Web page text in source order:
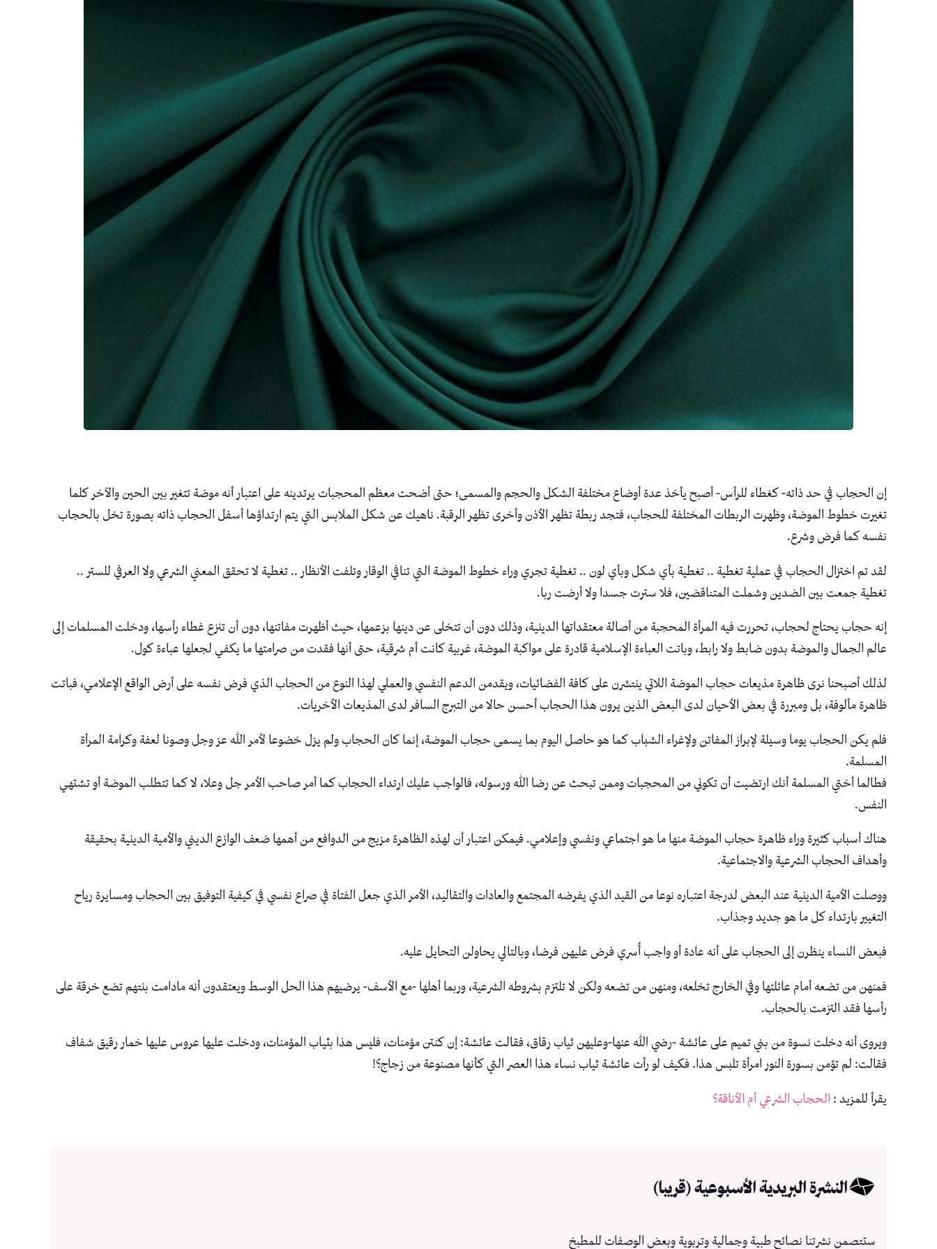
إن الحجاب في حد ذاته- كغطاء للرأس- أصبح يأخذ عدة أوضاع مختلفة الشكل والحجم والمسمى؛ حتى أضحت معظم المحجبات يرتدينه على اعتبار أنه موضة تتغير بين الحين والآخر كلما
تغيرت خطوط الموضة، وظهرت الربطات المختلفة للحجاب، فتجد ربطة تظهر الأذن وأخرى تظهر الرقبة. ناهيك عن شكل الملابس التي يتم ارتداؤها أسفل الحجاب ذاته بصورة تخل بالحجاب
نفسه كما فرض وشرع.
لقد تم اختزال الحجاب في عملية تغطية .. تغطية بأي شكل وبأي لون .. تغطية تجري وراء خطوط الموضة التي تنافي الوقار وتلفت الأنظار .. تغطية لا تحقق المعني الشرعي ولا العرفي للستر ..
تغطية جمعت بين الضدين وشملت المتناقضين، فلا سترت جسدا ولا أرضت ربا.
إنه حجاب يحتاج لحجاب، تحررت فيه المرأة المحجبة من أصالة معتقداتها الدينية، وذلك دون أن تتخلى عن دينها بزعمها، حيث أظهرت مفاتنها، دون أن تنزع غطاء رأسها، ودخلت المسلمات إلى
عالم الجمال والموضة بدون ضابط ولا رابط، وباتت العباءة الإسلامية قادرة على مواكبة الموضة، غربية كانت أم شرقية، حتى أنها فقدت من صرامتها ما يكفي لجعلها عباءة كول.
لذلك أصبحنا نرى ظاهرة مذيعات حجاب الموضة اللاتي ينتشرن على كافة الفضائيات، ويقدمن الدعم النفسي والعملي لهذا النوع من الحجاب الذي فرض نفسه على أرض الواقع الإعلامي، فباتت
ظاهرة مألوفة، بل ومبررة في بعض الأحيان لدى البعض الذين يرون هذا الحجاب أحسن حالا من التبرج السافر لدى المذيعات الأخريات.
فلم يكن الحجاب يوما وسيلة لإبراز المفاتن ولإغراء الشباب كما هو حاصل اليوم بما يسمى حجاب الموضة، إنما كان الحجاب ولم يزل خضوعا لأمر الله عز وجل وصونا لعفة وكرامة المرأة
المسلمة.
فطالما أختي المسلمة أنك ارتضيت أن تكوني من المحجبات وممن تبحث عن رضا الله ورسوله، فالواجب عليك ارتداء الحجاب كما أمر صاحب الأمر جل وعلا، لا كما تتطلب الموضة أو تشتهي
النفس.
هناك أسباب كثيرة وراء ظاهرة حجاب الموضة منها ما هو اجتماعي ونفسي وإعلامي. فيمكن اعتبار أن لهذه الظاهرة مزيج من الدوافع من أهمها ضعف الوازع الديني والأمية الدينية بحقيقة
وأهداف الحجاب الشرعية والاجتماعية.
ووصلت الأمية الدينية عند البعض لدرجة اعتباره نوعا من القيد الذي يفرضه المجتمع والعادات والتقاليد، الأمر الذي جعل الفتاة في صراع نفسي في كيفية التوفيق بين الحجاب ومسايرة رياح
التغيير بارتداء كل ما هو جديد وجذاب.
فبعض النساء ينظرن إلى الحجاب على أنه عادة أو واجب أُسري فرض عليهن فرضا، وبالتالي يحاولن التحايل عليه.
فمنهن من تضعه أمام عائلتها وفي الخارج تخلعه، ومنهن من تضعه ولكن لا تلتزم بشروطه الشرعية، وربما أهلها -مع الأسف- يرضيهم هذا الحل الوسط ويعتقدون أنه مادامت بنتهم تضع خرقة على
رأسها فقد التزمت بالحجاب.
ويروى أنه دخلت نسوة من بني تميم على عائشة -رضي الله عنها-وعليهن ثياب رقاق، فقالت عائشة: إن كنتن مؤمنات، فليس هذا بثياب المؤمنات، ودخلت عليها عروس عليها خمار رقيق شفاف
فقالت: لم تؤمن بسورة النور امرأة تلبس هذا. فكيف لو رأت عائشة ثياب نساء هذا العصر التي كأنها مصنوعة من زجاج؟!
يقرأ للمزيد : الحجاب الشرعي أم الأناقة؟
النشرة البريدية الأسبوعية (قريبا)
ستتصمن نشرتنا نصائح طبية وجمالية وتربوية وبعض الوصفات للمطبخ